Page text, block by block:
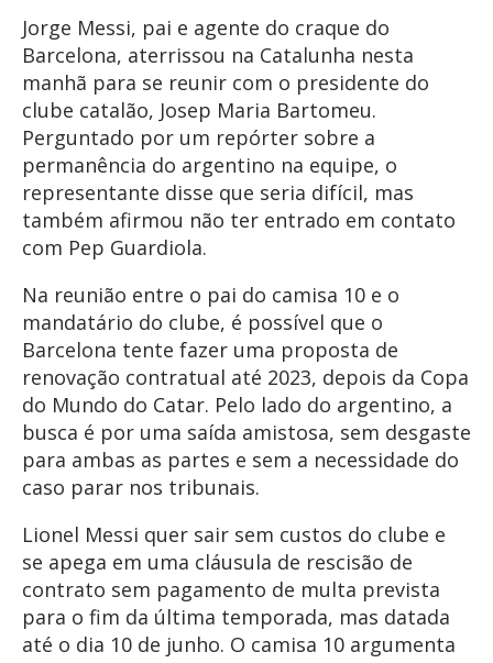
Jorge Messi, pai e agente do craque do
Barcelona, aterrissou na Catalunha nesta
manhã para se reunir com o presidente do
clube catalão, Josep Maria Bartomeu.
Perguntado por um repórter sobre a
permanência do argentino na equipe, o
representante disse que seria difícil, mas
também afirmou não ter entrado em contato
com Pep Guardiola.
Na reunião entre o pai do camisa 10 e o
mandatário do clube, é possível que o
Barcelona tente fazer uma proposta de
renovação contratual até 2023, depois da Copa
do Mundo do Catar. Pelo lado do argentino, a
busca é por uma saída amistosa, sem desgaste
para ambas as partes e sem a necessidade do
caso parar nos tribunais.
Lionel Messi quer sair sem custos do clube e
se apega em uma cláusula de rescisão de
contrato sem pagamento de multa prevista
para o fim da última temporada, mas datada
até o dia 10 de junho. O camisa 10 argumenta